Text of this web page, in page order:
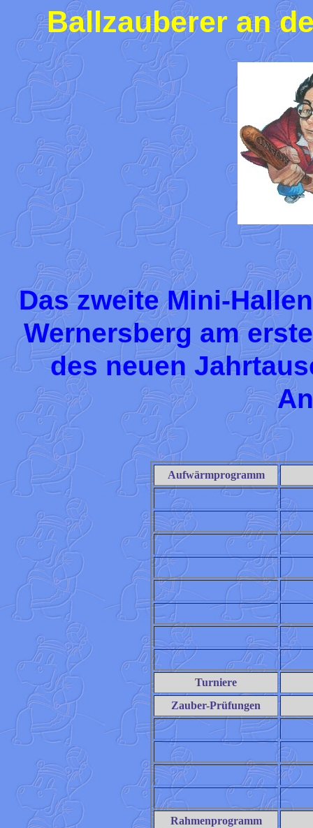
Ballzauberer an
Das zweite Mini-
Wernersberg am
des neuen
Aufwärmprogramm
Turniere
Zauber-Prüfungen
Rahmenprogramm